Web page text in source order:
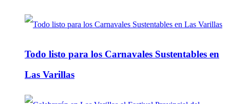
Todo listo para los Carnavales Sustentables en
Las Varillas